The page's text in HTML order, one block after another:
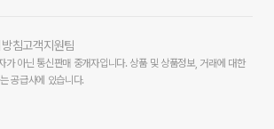
침고객지원팀
가 아닌 통신판매 중개자입니다. 상품 및 상품정보, 거래에 대한
공급사에 있습니다.